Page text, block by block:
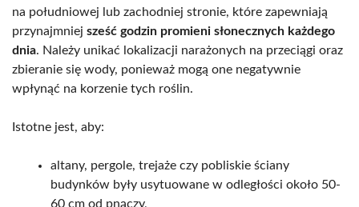
na południowej lub zachodniej stronie, które zapewniają
przynajmniej sześć godzin promieni słonecznych każdego
dnia. Należy unikać lokalizacji narażonych na przeciągi oraz
zbieranie się wody, ponieważ mogą one negatywnie
wpłynąć na korzenie tych roślin.
Istotne jest, aby:
altany, pergole, trejaże czy pobliskie ściany
budynków były usytuowane w odległości około 50-
60 cm od pnączy,